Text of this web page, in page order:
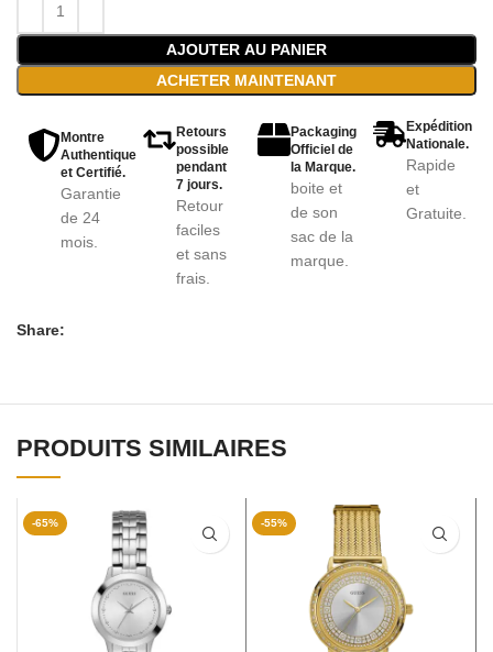
AJOUTER AU PANIER
ACHETER MAINTENANT
Montre
Authentique
et Certifié.
Garantie
de 24
mois.
Retours
possible
pendant
7 jours.
Retour
faciles
et sans
frais.
Packaging
Officiel de
la Marque.
boite et
de son
sac de la
marque.
Expédition
Nationale.
Rapide
et
Gratuite.
Share:
PRODUITS SIMILAIRES
-65% -55%